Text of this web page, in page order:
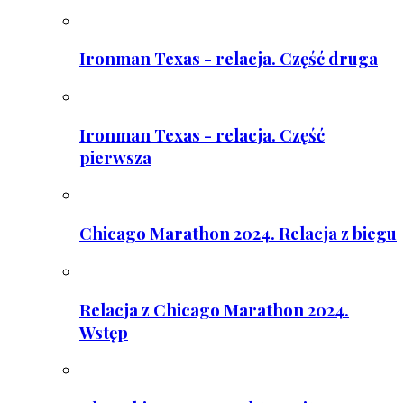
Ironman Texas - relacja. Część druga
Ironman Texas - relacja. Część
pierwsza
Chicago Marathon 2024. Relacja z biegu
Relacja z Chicago Marathon 2024.
Wstęp